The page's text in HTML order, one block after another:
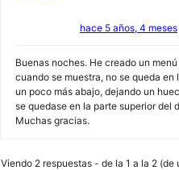
hace 5 años, 4 meses
Buenas noches. He creado un
cuando se muestra, no se queda
un poco más abajo, dejando un
se quedase en la parte superior del
Muchas gracias.
Viendo 2 respuestas - de la 1 a la 2 (de